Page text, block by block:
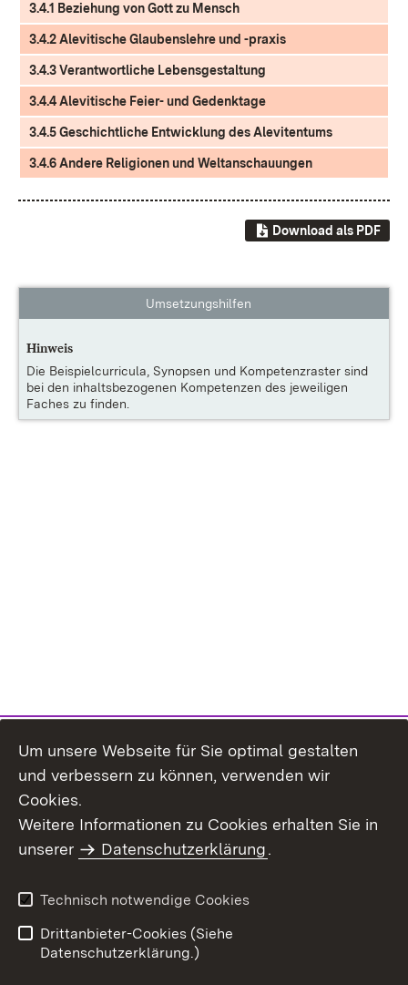
3.4.1 Beziehung von Gott zu Mensch
3.4.2 Alevitische Glaubenslehre und -praxis
3.4.3 Verantwortliche Lebensgestaltung
3.4.4 Alevitische Feier- und Gedenktage
3.4.5 Geschichtliche Entwicklung des Alevitentums
3.4.6 Andere Religionen und Weltanschauungen
Download als PDF
Umsetzungshilfen
Hinweis
Die Beispielcurricula, Synopsen und Kompetenzraster sind
bei den inhaltsbezogenen Kompetenzen des jeweiligen
Faches zu finden.
Um unsere Webseite für Sie optimal gestalten
und verbessern zu können, verwenden wir
Cookies.
Weitere Informationen zu Cookies erhalten Sie in
unserer
Datenschutzerklärung.
Technisch notwendige Cookies
Drittanbieter-Cookies (Siehe
Datenschutzerklärung.)